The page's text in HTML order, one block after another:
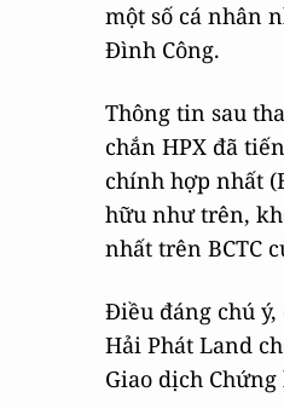
một số cá nhân
Đình Công.
Thông tin sau
chắn HPX đã
chính hợp nhất
hữu như trên,
nhất trên BCTC
Điều đáng chú
Hải Phát Land
Giao dịch